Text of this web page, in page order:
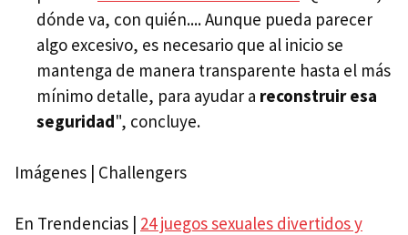
dónde va, con quién.... Aunque pueda parecer
algo excesivo, es necesario que al inicio se
mantenga de manera transparente hasta el más
mínimo detalle, para ayudar a reconstruir esa
seguridad", concluye.
Imágenes | Challengers
En Trendencias | 24 juegos sexuales divertidos y